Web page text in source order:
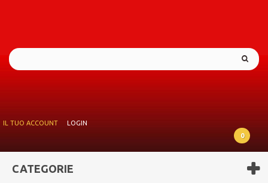
IL TUO ACCOUNT
LOGIN
0
CATEGORIE